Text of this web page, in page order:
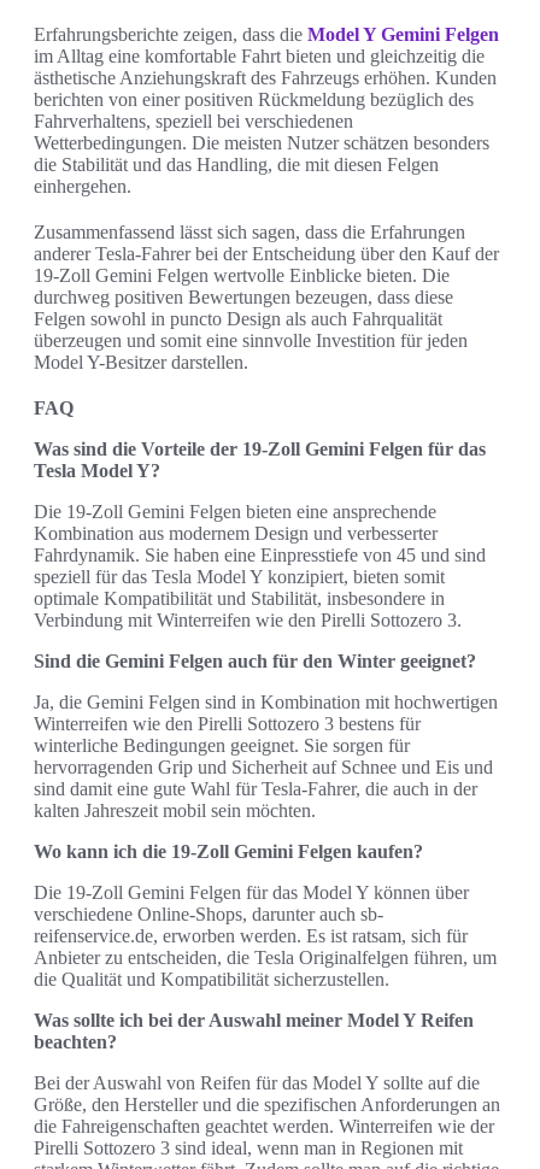
Erfahrungsberichte zeigen, dass die Model Y Gemini Felgen
im Alltag eine komfortable Fahrt bieten und gleichzeitig die
ästhetische Anziehungskraft des Fahrzeugs erhöhen. Kunden
berichten von einer positiven Rückmeldung bezüglich des
Fahrverhaltens, speziell bei verschiedenen
Wetterbedingungen. Die meisten Nutzer schätzen besonders
die Stabilität und das Handling, die mit diesen Felgen
einhergehen.
Zusammenfassend lässt sich sagen, dass die Erfahrungen
anderer Tesla-Fahrer bei der Entscheidung über den Kauf der
19-Zoll Gemini Felgen wertvolle Einblicke bieten. Die
durchweg positiven Bewertungen bezeugen, dass diese
Felgen sowohl in puncto Design als auch Fahrqualität
überzeugen und somit eine sinnvolle Investition für jeden
Model Y-Besitzer darstellen.
FAQ
Was sind die Vorteile der 19-Zoll Gemini Felgen für das
Tesla Model Y?
Die 19-Zoll Gemini Felgen bieten eine ansprechende
Kombination aus modernem Design und verbesserter
Fahrdynamik. Sie haben eine Einpresstiefe von 45 und sind
speziell für das Tesla Model Y konzipiert, bieten somit
optimale Kompatibilität und Stabilität, insbesondere in
Verbindung mit Winterreifen wie den Pirelli Sottozero 3.
Sind die Gemini Felgen auch für den Winter geeignet?
Ja, die Gemini Felgen sind in Kombination mit hochwertigen
Winterreifen wie den Pirelli Sottozero 3 bestens für
winterliche Bedingungen geeignet. Sie sorgen für
hervorragenden Grip und Sicherheit auf Schnee und Eis und
sind damit eine gute Wahl für Tesla-Fahrer, die auch in der
kalten Jahreszeit mobil sein möchten.
Wo kann ich die 19-Zoll Gemini Felgen kaufen?
Die 19-Zoll Gemini Felgen für das Model Y können über
verschiedene Online-Shops, darunter auch sb-
reifenservice.de, erworben werden. Es ist ratsam, sich für
Anbieter zu entscheiden, die Tesla Originalfelgen führen, um
die Qualität und Kompatibilität sicherzustellen.
Was sollte ich bei der Auswahl meiner Model Y Reifen
beachten?
Bei der Auswahl von Reifen für das Model Y sollte auf die
Größe, den Hersteller und die spezifischen Anforderungen an
die Fahreigenschaften geachtet werden. Winterreifen wie der
Pirelli Sottozero 3 sind ideal, wenn man in Regionen mit